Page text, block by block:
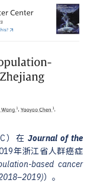
）在Journal of the
年浙江省人群癌症
based cancer
）。